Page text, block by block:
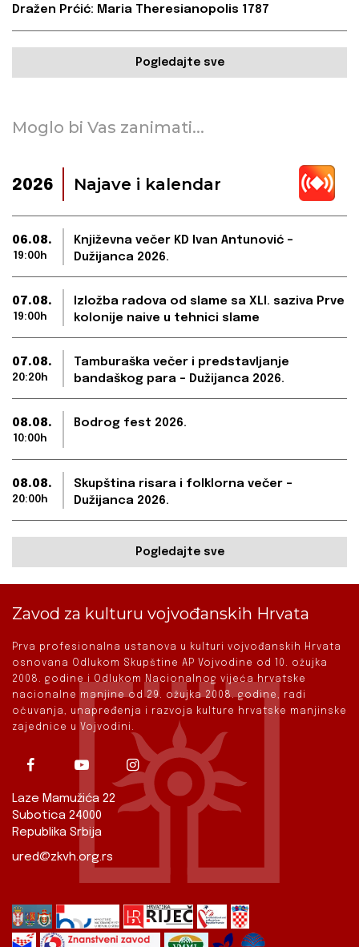
Dražen Prćić: Maria Theresianopolis 1787
Pogledajte sve
Moglo bi Vas zanimati...
2026 Najave i kalendar
06.08.
19:00h
Književna večer KD Ivan Antunović –
Dužijanca 2026.
07.08.
19:00h
Izložba radova od slame sa XLI. saziva Prve
kolonije naive u tehnici slame
07.08.
20:20h
Tamburaška večer i predstavljanje
bandaškog para – Dužijanca 2026.
08.08.
10:00h
Bodrog fest 2026.
08.08.
20:00h
Skupština risara i folklorna večer –
Dužijanca 2026.
Pogledajte sve
Zavod za kulturu vojvođanskih Hrvata
Prva profesionalna ustanova u kulturi vojvođanskih Hrvata
osnovana Odlukom Skupštine AP Vojvodine od 10. ožujka
2008. godine i Odlukom Nacionalnog vijeća hrvatske
nacionalne manjine od 29. ožujka 2008. godine, radi
očuvanja, unapređenja i razvoja kulture hrvatske manjinske
zajednice u Vojvodini.
Laze Mamužića 22
Subotica 24000
Republika Srbija
ured@zkvh.org.rs